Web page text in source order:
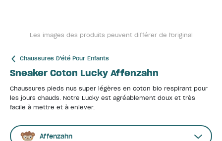
Les images des produits peuvent différer de l'original
Chaussures D'été Pour Enfants
Sneaker Coton Lucky Affenzahn
Chaussures pieds nus super légères en coton bio respirant pour
les jours chauds. Notre Lucky est agréablement doux et très
facile à mettre et à enlever.
Affenzahn